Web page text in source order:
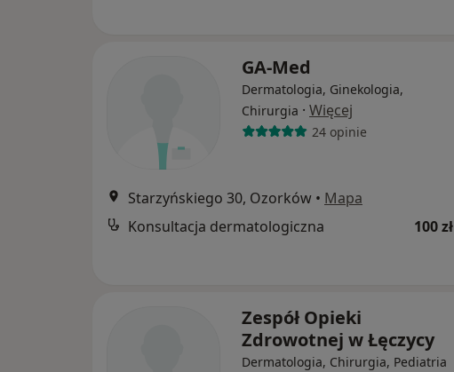
GA-Med
Dermatologia, Ginekologia,
Chirurgia · Więcej
24 opinie
Starzyńskiego 30, Ozorków • Mapa
Konsultacja dermatologiczna
100 zł
Zespół Opieki
Zdrowotnej w Łęczycy
Dermatologia, Chirurgia, Pediatria